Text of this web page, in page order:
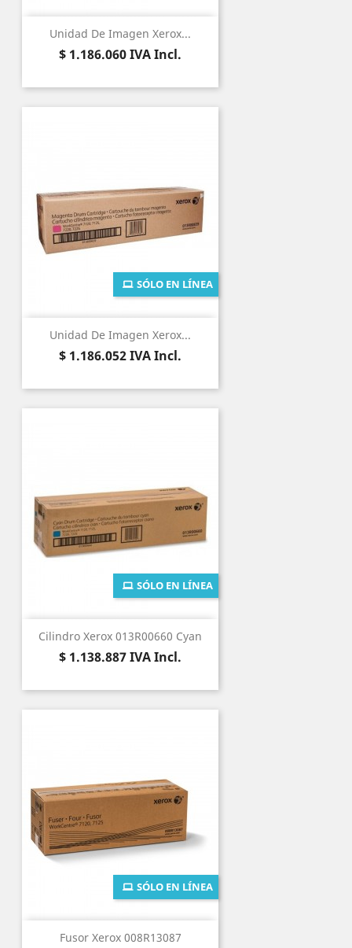
Unidad De Imagen Xerox...
Precio
$ 1.186.060IVA Incl.
Unidad De Imagen Xerox...
Precio
$ 1.186.052IVA Incl.
SÓLO EN LÍNEA
Cilindro Xerox 013R00660 Cyan
Precio
$ 1.138.887IVA Incl.
SÓLO EN LÍNEA
Fusor Xerox 008R13087
SÓLO EN LÍNEA